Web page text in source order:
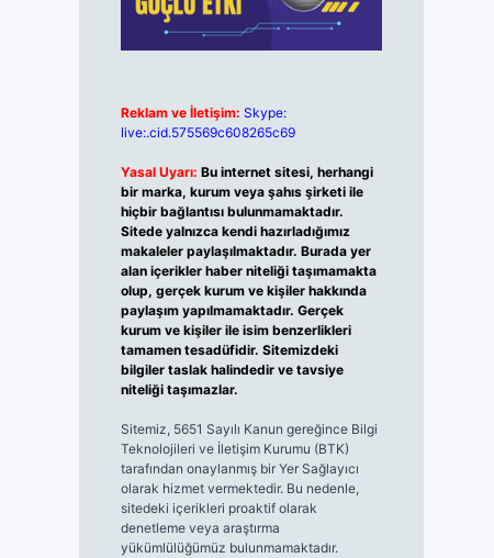
Reklam ve İletişim: Skype:
live:.cid.575569c608265c69
Yasal Uyarı: Bu internet sitesi, herhangi
bir marka, kurum veya şahıs şirketi ile
hiçbir bağlantısı bulunmamaktadır.
Sitede yalnızca kendi hazırladığımız
makaleler paylaşılmaktadır. Burada yer
alan içerikler haber niteliği taşımamakta
olup, gerçek kurum ve kişiler hakkında
paylaşım yapılmamaktadır. Gerçek
kurum ve kişiler ile isim benzerlikleri
tamamen tesadüfidir. Sitemizdeki
bilgiler taslak halindedir ve tavsiye
niteliği taşımazlar.
Sitemiz, 5651 Sayılı Kanun gereğince Bilgi
Teknolojileri ve İletişim Kurumu (BTK)
tarafından onaylanmış bir Yer Sağlayıcı
olarak hizmet vermektedir. Bu nedenle,
sitedeki içerikleri proaktif olarak
denetleme veya araştırma
yükümlülüğümüz bulunmamaktadır.